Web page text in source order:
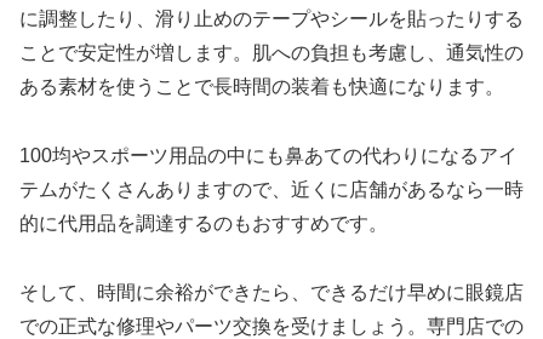
に調整したり、滑り止めのテープやシールを貼ったりする
ことで安定性が増します。肌への負担も考慮し、通気性の
ある素材を使うことで長時間の装着も快適になります。
100均やスポーツ用品の中にも鼻あての代わりになるアイ
テムがたくさんありますので、近くに店舗があるなら一時
的に代用品を調達するのもおすすめです。
そして、時間に余裕ができたら、できるだけ早めに眼鏡店
での正式な修理やパーツ交換を受けましょう。専門店での